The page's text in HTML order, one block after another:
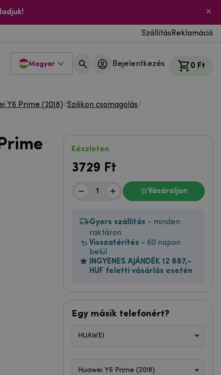
Szállítás Reklamáció
Magyar Bejelentkezés 0 Ft
Y6 Prime (2018)/Szilikon csomagolás/
Készleten
3729 Ft
Vásároljon
Gyors szállítás - minden
raktáron
Visszatérítés - 60 napon
belül
INGYENES AJÁNDÉK 12 887,-
HUF feletti vásárlás esetén
Egy másik telefonért?
HUAWEI
Huawei Y6 Prime (2018)